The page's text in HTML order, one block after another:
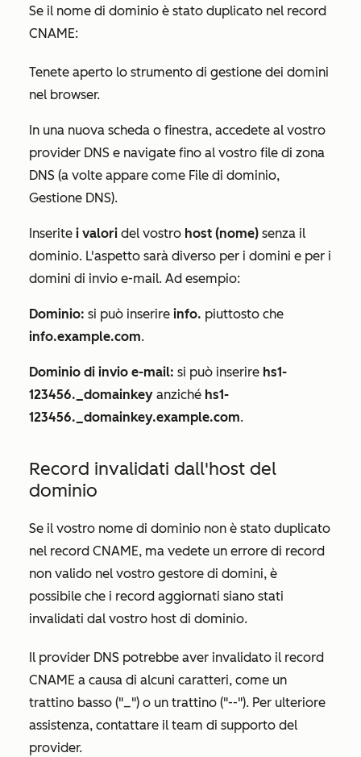
Se il nome di dominio è stato duplicato nel record
CNAME:
Tenete aperto lo strumento di gestione dei domini
nel browser.
In una nuova scheda o finestra, accedete al vostro
provider DNS e navigate fino al vostro file di zona
DNS (a volte appare come File di dominio,
Gestione DNS).
Inserite i valori del vostro host (nome) senza il
dominio. L'aspetto sarà diverso per i domini e per i
domini di invio e-mail. Ad esempio:
Dominio: si può inserire info. piuttosto che
info.example.com.
Dominio di invio e-mail: si può inserire hs1-
123456._domainkey anziché hs1-
123456._domainkey.example.com.
Record invalidati dall'host del
dominio
Se il vostro nome di dominio non è stato duplicato
nel record CNAME, ma vedete un errore di record
non valido nel vostro gestore di domini, è
possibile che i record aggiornati siano stati
invalidati dal vostro host di dominio.
Il provider DNS potrebbe aver invalidato il record
CNAME a causa di alcuni caratteri, come un
trattino basso ("_") o un trattino ("--"). Per ulteriore
assistenza, contattare il team di supporto del
provider.